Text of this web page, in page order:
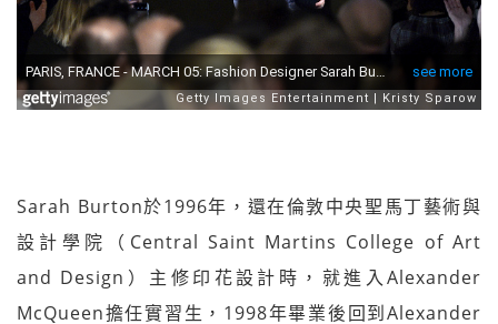
Sarah Burton於1996年，還在倫敦中央聖馬丁藝術與
設計學院（Central Saint Martins College of Art
and Design）主修印花設計時，就進入Alexander
McQueen擔任實習生，1998年畢業後回到Alexander